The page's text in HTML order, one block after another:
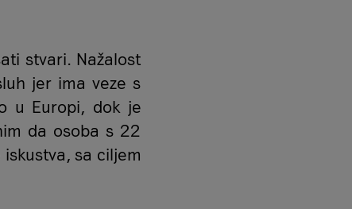
stvari. Nažalost
jer ima veze s
u Europi, dok je
da osoba s 22
sa ciljem